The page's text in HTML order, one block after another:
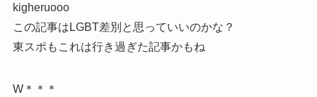
kigheruooo
この記事はLGBT差別と思っていいのかな？
東スポもこれは行き過ぎた記事かもね
W＊＊＊